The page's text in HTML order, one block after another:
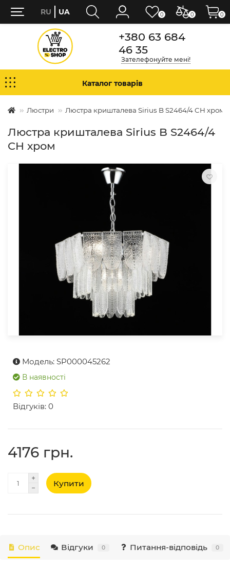
+380 63 684
46 35
Зателефонуйте мені!
Каталог товарів
Люстри Люстра кришталева Sirius B S2464/4 CH хром
Люстра кришталева Sirius B S2464/4
CH хром
Модель: SP000045262
В наявності
Відгуків: 0
4176 грн.
Купити
Опис Відгуки 0 Питання-відповідь 0
0 0
RU UA 0